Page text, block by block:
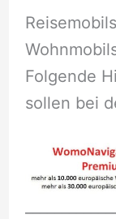
Folgende
sollen bei